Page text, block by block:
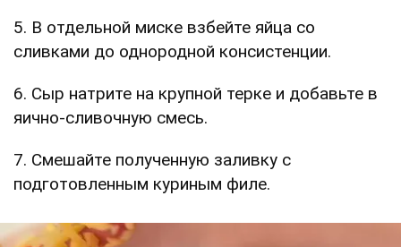
5. В отдельной миске взбейте яйца со
сливками до однородной консистенции.
6. Сыр натрите на крупной терке и добавьте в
яично-сливочную смесь.
7. Смешайте полученную заливку с
подготовленным куриным филе.